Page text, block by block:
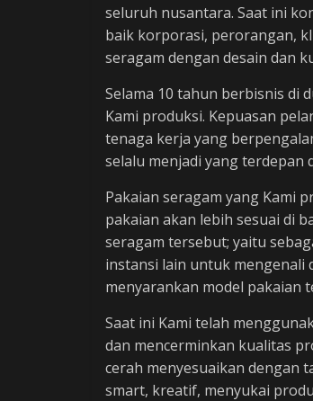
seluruh nusantara. Saat ini
baik korporasi, perorangan,
seragam dengan desain dan
Selama 10 tahun berbisnis di
Kami produksi. Kepuasan
tenaga kerja yang
selalu menjadi yang terdepan
Pakaian seragam yang Kami
pakaian akan lebih sesuai di
seragam tersebut; yaitu
instansi lain untuk mengenali
menyarankan model pakaian
Saat ini Kami telah
dan mencerminkan kualitas
cerah menyesuaikan dengan
smart, kreatif, menyukai